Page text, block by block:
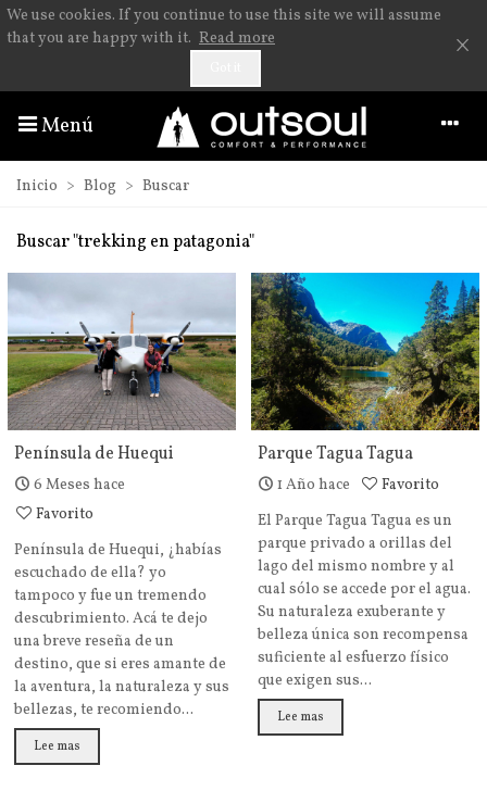
We use cookies. If you continue to use this site we will assume
that you are happy with it. Read more ×
Menú
Inicio > Blog > Buscar
Buscar "trekking en patagonia"
Península de Huequi
6 Meses hace
Favorito
Península de Huequi, ¿habías
escuchado de ella? yo
tampoco y fue un tremendo
descubrimiento. Acá te dejo
una breve reseña de un
destino, que si eres amante de
la aventura, la naturaleza y sus
bellezas, te recomiendo...
Lee mas
Parque Tagua Tagua
1 Año hace
Favorito
El Parque Tagua Tagua es un
parque privado a orillas del
lago del mismo nombre y al
cual sólo se accede por el agua.
Su naturaleza exuberante y
belleza única son recompensa
suficiente al esfuerzo físico
que exigen sus...
Lee mas